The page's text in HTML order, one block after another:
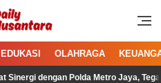
Menginspirasi
EDUKASI OLAHRAGA
dengan Polda Metro Jaya,